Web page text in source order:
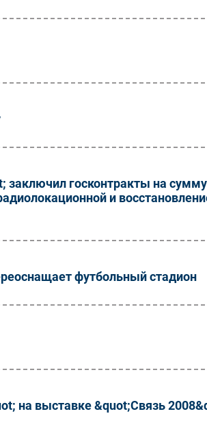
госконтракты на
и
футбольный стадион
на выставке &quot;Связь